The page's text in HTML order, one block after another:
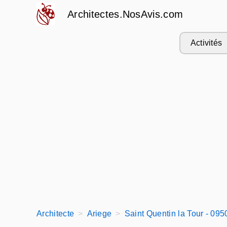
Architectes.NosAvis.com
Activités
Architecte Ariege Saint Quentin la Tour -